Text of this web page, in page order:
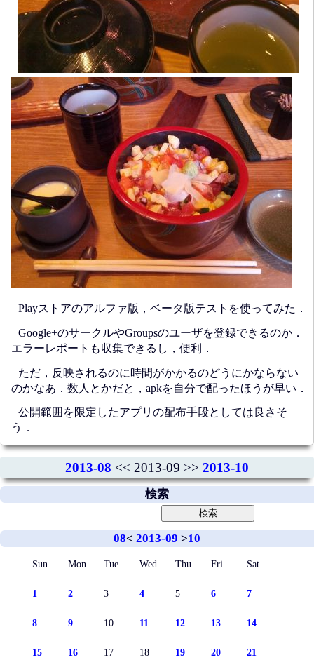
Playストアのアルファ版，ベータ版テストを使ってみた．
Google+のサークルやGroupsのユーザを登録できるのか．
エラーレポートも収集できるし，便利．
ただ，反映されるのに時間がかかるのどうにかならない
のかなあ．数人とかだと，apkを自分で配ったほうが早い．
公開範囲を限定したアプリの配布手段としては良さそ
う．
2013-08 << 2013-09 >> 2013-10
検索
08< 2013-09 >10
Sun Mon Tue Wed Thu Fri Sat
1 2 3 4 5 6 7
8 9 10 11 12 13 14
15 16 17 18 19 20 21